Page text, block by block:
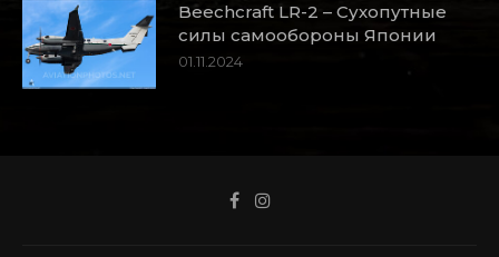
Beechcraft LR-2 – Сухопутные
силы самообороны Японии
01.11.2024